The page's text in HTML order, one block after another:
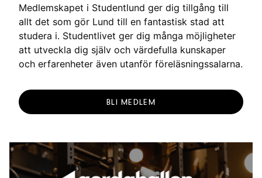
Medlemskapet i Studentlund ger dig tillgång till
allt det som gör Lund till en fantastisk stad att
studera i. Studentlivet ger dig många möjligheter
att utveckla dig själv och värdefulla kunskaper
och erfarenheter även utanför föreläsningssalarna.
BLI MEDLEM